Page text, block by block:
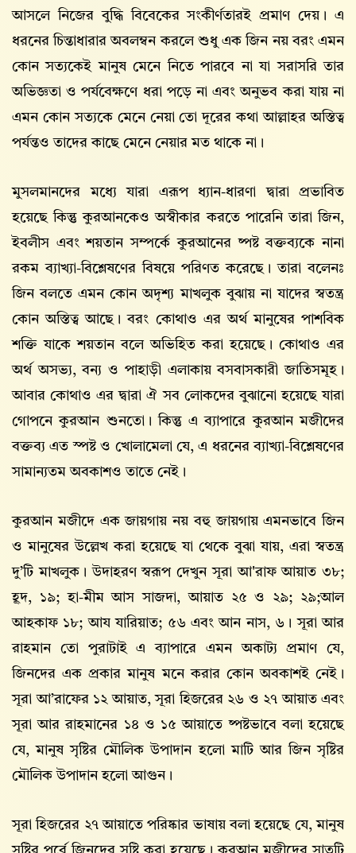
আসলে নিজের বুদ্ধি বিবেকের সংকীর্ণতারই প্রমাণ দেয়। এ
ধরনের চিন্তাধারার অবলম্বন করলে শুধু এক জিন নয় বরং এমন
কোন সত্যকেই মানুষ মেনে নিতে পারবে না যা সরাসরি তার
অভিজ্ঞতা ও পর্যবেক্ষণে ধরা পড়ে না এবং অনুভব করা যায় না
এমন কোন সত্যকে মেনে নেয়া তো দূরের কথা আল্লাহর অস্তিত্ব
পর্যন্তও তাদের কাছে মেনে নেয়ার মত থাকে না।
মুসলমানদের মধ্যে যারা এরূপ ধ্যান-ধারণা দ্বারা প্রভাবিত
হয়েছে কিন্তু কুরআনকেও অস্বীকার করতে পারেনি তারা জিন,
ইবলীস এবং শয়তান সম্পর্কে কুরআনের ষ্পষ্ট বক্তব্যকে নানা
রকম ব্যাখ্যা-বিশ্লেষণের বিষয়ে পরিণত করেছে। তারা বলেনঃ
জিন বলতে এমন কোন অদৃশ্য মাখলুক বুঝায় না যাদের স্বতন্ত্র
কোন অস্তিত্ব আছে। বরং কোথাও এর অর্থ মানুষের পাশবিক
শক্তি যাকে শয়তান বলে অভিহিত করা হয়েছে। কোথাও এর
অর্থ অসভ্য, বন্য ও পাহাড়ী এলাকায় বসবাসকারী জাতিসমূহ।
আবার কোথাও এর দ্বারা ঐ সব লোকদের বুঝানো হয়েছে যারা
গোপনে কুরআন শুনতো। কিন্তু এ ব্যাপারে কুরআন মজীদের
বক্তব্য এত স্পষ্ট ও খোলামেলা যে, এ ধরনের ব্যাখ্যা-বিশ্লেষণের
সামান্যতম অবকাশও তাতে নেই।
কুরআন মজীদে এক জায়গায় নয় বহু জায়গায় এমনভাবে জিন
ও মানুষের উল্লেখ করা হয়েছে যা থেকে বুঝা যায়, এরা স্বতন্ত্র
দু’টি মাখলুক। উদাহরণ স্বরূপ দেখুন সূরা আ'রাফ আয়াত ৩৮;
হূদ, ১৯; হা-মীম আস সাজদা, আয়াত ২৫ ও ২৯; ২৯;আল
আহকাফ ১৮; আয যারিয়াত; ৫৬ এবং আন নাস, ৬। সূরা আর
রাহমান তো পুরাটাই এ ব্যাপারে এমন অকাট্য প্রমাণ যে,
জিনদের এক প্রকার মানুষ মনে করার কোন অবকাশই নেই।
সূরা আ’রাফের ১২ আয়াত, সূরা হিজরের ২৬ ও ২৭ আয়াত এবং
সূরা আর রাহমানের ১৪ ও ১৫ আয়াতে ষ্পষ্টভাবে বলা হয়েছে
যে, মানুষ সৃষ্টির মৌলিক উপাদান হলো মাটি আর জিন সৃষ্টির
মৌলিক উপাদান হলো আগুন।
সূরা হিজরের ২৭ আয়াতে পরিষ্কার ভাষায় বলা হয়েছে যে, মানুষ